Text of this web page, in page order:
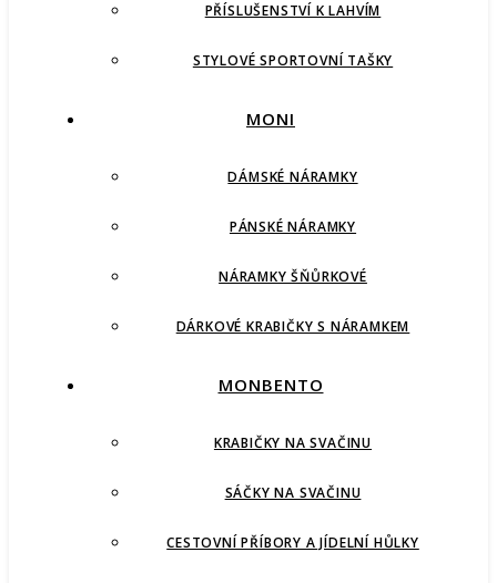
PŘÍSLUŠENSTVÍ K LAHVÍM
STYLOVÉ SPORTOVNÍ TAŠKY
MONI
DÁMSKÉ NÁRAMKY
PÁNSKÉ NÁRAMKY
NÁRAMKY ŠŇŮRKOVÉ
DÁRKOVÉ KRABIČKY S NÁRAMKEM
MONBENTO
KRABIČKY NA SVAČINU
SÁČKY NA SVAČINU
CESTOVNÍ PŘÍBORY A JÍDELNÍ HŮLKY